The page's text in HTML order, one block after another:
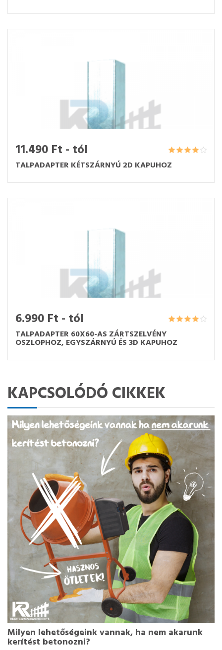
11.490 Ft - tól
TALPADAPTER KÉTSZÁRNYÚ 2D KAPUHOZ
6.990 Ft - tól
TALPADAPTER 60X60-AS ZÁRTSZELVÉNY
OSZLOPHOZ, EGYSZÁRNYÚ ÉS 3D KAPUHOZ
KAPCSOLÓDÓ CIKKEK
Milyen lehetőségeink vannak, ha nem akarunk
kerítést betonozni?